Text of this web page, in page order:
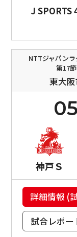
J SPORTS
NTTジャパン
第17
東大
神戸Ｓ
詳細情報 (
試合レポー